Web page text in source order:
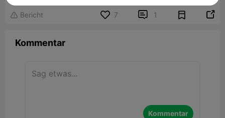
 Bericht 7  1 
Kommentar
Kommentar